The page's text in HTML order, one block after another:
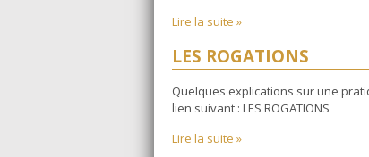
Lire la suite »
LES ROGATIONS
Quelques explications sur une
lien suivant : LES ROGATIONS
Lire la suite »